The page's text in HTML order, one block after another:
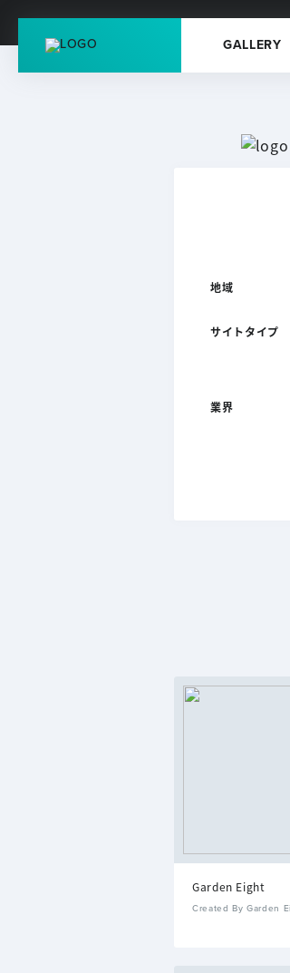
GALLERY
地域
サイトタイプ
業界
Garden Eight
Created By Garden